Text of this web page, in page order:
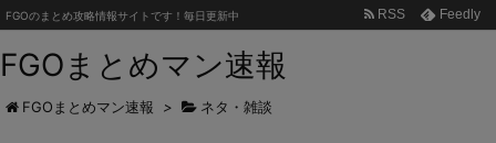
FGOまとめマン速報
FGOのまとめ攻略情報サイトです！毎日更新中 RSS Feedly
FGOまとめマン速報 > ネタ・雑談